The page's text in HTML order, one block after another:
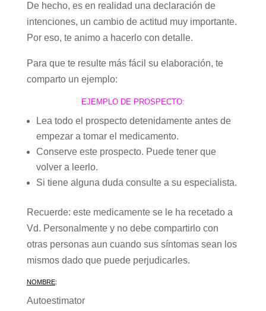
De hecho, es en realidad una declaración de
intenciones, un cambio de actitud muy importante.
Por eso, te animo a hacerlo con detalle.
Para que te resulte más fácil su elaboración, te
comparto un ejemplo:
EJEMPLO DE PROSPECTO:
Lea todo el prospecto detenidamente antes de
empezar a tomar el medicamento.
Conserve este prospecto. Puede tener que
volver a leerlo.
Si tiene alguna duda consulte a su especialista.
Recuerde: este medicamente se le ha recetado a
Vd. Personalmente y no debe compartirlo con
otras personas aun cuando sus síntomas sean los
mismos dado que puede perjudicarles.
NOMBRE:
Autoestimator